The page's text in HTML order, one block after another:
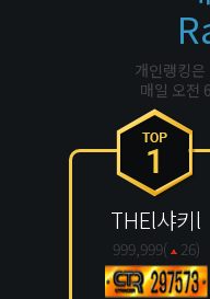
개인랭킹
매일 오전
THEl샤키l
999,999( 26)